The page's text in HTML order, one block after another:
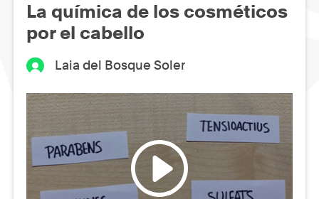
La química de los cosméticos
por el cabello
Laia del Bosque Soler